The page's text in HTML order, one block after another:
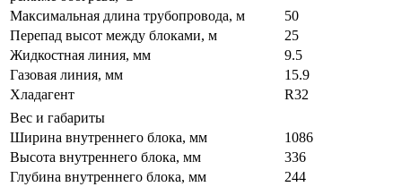
Максимальная длина трубопровода, м
50
Перепад высот между блоками, м
25
Жидкостная линия, мм
9.5
Газовая линия, мм
15.9
Хладагент
R32
Вес и габариты
Ширина внутреннего блока, мм
1086
Высота внутреннего блока, мм
336
Глубина внутреннего блока, мм
244